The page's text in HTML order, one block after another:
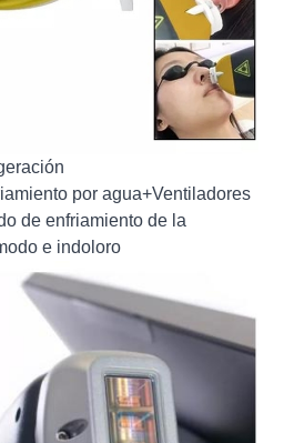
por agua+Ventiladores
de enfriamiento de la
e indoloro